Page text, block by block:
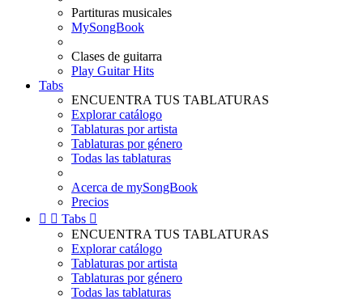
Partituras musicales
MySongBook
Clases de guitarra
Play Guitar Hits
Tabs
ENCUENTRA TUS TABLATURAS
Explorar catálogo
Tablaturas por artista
Tablaturas por género
Todas las tablaturas
Acerca de mySongBook
Precios
  Tabs 
ENCUENTRA TUS TABLATURAS
Explorar catálogo
Tablaturas por artista
Tablaturas por género
Todas las tablaturas